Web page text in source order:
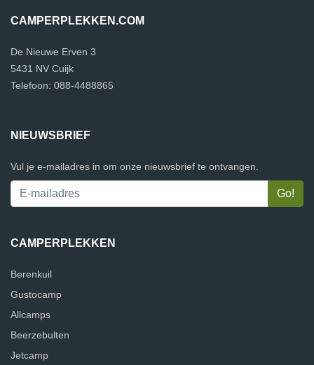
CAMPERPLEKKEN.COM
De Nieuwe Erven 3
5431 NV Cuijk
Telefoon: 088-4488865
NIEUWSBRIEF
Vul je e-mailadres in om onze nieuwsbrief te ontvangen.
CAMPERPLEKKEN
Berenkuil
Gustocamp
Allcamps
Beerzebulten
Jetcamp